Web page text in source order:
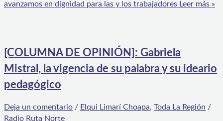
avanzamos en dignidad para las y los trabajadores Leer más »
[COLUMNA DE OPINIÓN]: Gabriela
Mistral, la vigencia de su palabra y su ideario
pedagógico
Deja un comentario / Elqui Limarí Choapa, Toda La Región /
Radio Ruta Norte